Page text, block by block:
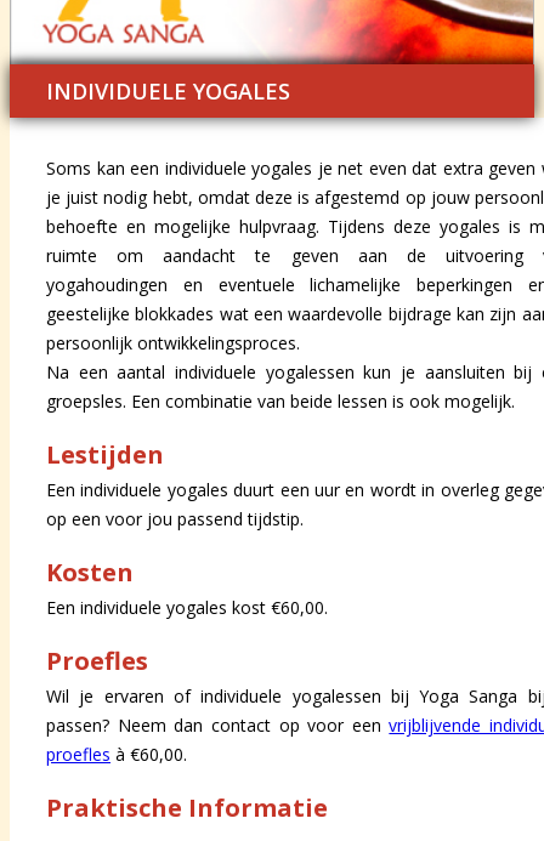
INDIVIDUELE YOGALES
Soms kan een individuele yogales je net even dat extra geven
je juist nodig hebt, omdat deze is afgestemd op jouw
behoefte en mogelijke hulpvraag. Tijdens deze yogales is
ruimte om aandacht te geven aan de uitvoering
yogahoudingen en eventuele lichamelijke beperkingen
geestelijke blokkades wat een waardevolle bijdrage kan zijn
persoonlijk ontwikkelingsproces.
Na een aantal individuele yogalessen kun je aansluiten bij
groepsles. Een combinatie van beide lessen is ook mogelijk.
Lestijden
Een individuele yogales duurt een uur en wordt in overleg
op een voor jou passend tijdstip.
Kosten
Een individuele yogales kost €60,00.
Proefles
Wil je ervaren of individuele yogalessen bij Yoga Sanga
passen? Neem dan contact op voor eenvrijblijvende
proefles à €60,00.
Praktische Informatie